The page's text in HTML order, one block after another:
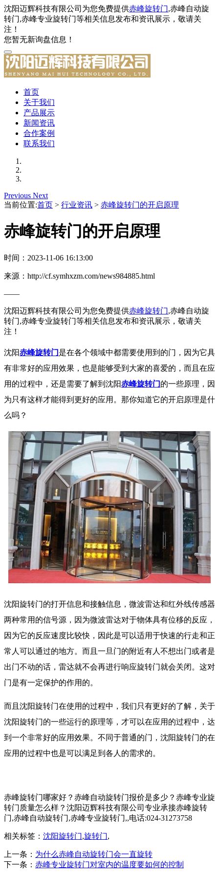
沈阳迈辉科技有限公司为您免费提供赤峰旋转门,赤峰自动旋
转门,赤峰专业旋转门等相关信息发布和资讯展示，敬请关
注！
您暂无新询盘信息！
首页
关于我们
产品展示
新闻资讯
合作案例
联系我们
Previous Next
当前位置:首页 > 行业资讯 > 赤峰旋转门的开启原理
赤峰旋转门的开启原理
时间：2023-11-06 16:13:00
来源：http://cf.symhxzm.com/news984885.html
——
沈阳迈辉科技有限公司为您免费提供赤峰旋转门,赤峰自动旋
转门,赤峰专业旋转门等相关信息发布和资讯展示，敬请关
注！
沈阳赤峰旋转门 是在各个领域中都需要使用到的门，因为它具
有非常好的应用效果，也是能够受到大家的喜爱的，而且在应
用的过程中，还是需要了解到沈阳赤峰旋转门 的一些原理，因
为只有这样才能得到更好的应用。那你知道它的开启原理是什
么吗？
沈阳旋转门的打开信息和接触信息，微波雷达和红外线传感器
两种常用的信号源，因为微波雷达对于物体具有位移的反应，
因为它的反应速度比较快，因此是可以适用于快速的行走和正
常人可以通过的地方。而且一旦门的附近有人不想出门或者是
出门不动的话，雷达就不会再进行响应旋转门就会关闭。这对
门是有一定保护的作用的。
而且沈阳旋转门在使用的过程中，我们只有更好的了解，关于
沈阳旋转门的一些运行的原理等，才可以在应用的过程中，达
到一个非常好的应用效果。不同于普通的门，沈阳旋转门的在
应用的过程中也是可以满足到各人的需求的。
赤峰旋转门哪家好？赤峰自动旋转门报价是多少？赤峰专业旋
转门质量怎么样？沈阳迈辉科技有限公司专业承接赤峰旋转
门,赤峰自动旋转门,赤峰专业旋转门,,电话:024-31273758
相关标签： 沈阳旋转门,旋转门,
上一条： 为什么赤峰自动旋转门会一直旋转
下一条： 赤峰专业旋转门对室内的温度要如何的控制